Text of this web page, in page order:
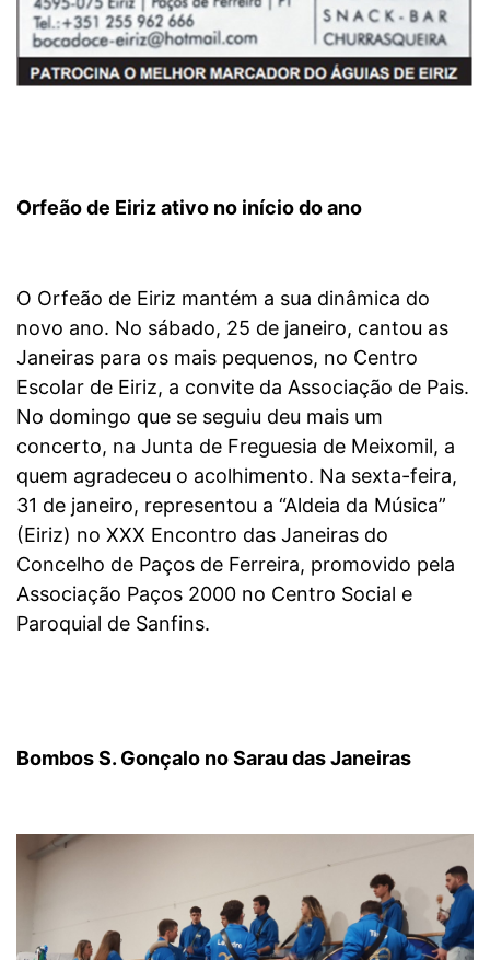
Orfeão de Eiriz ativo no início do ano
O Orfeão de Eiriz mantém a sua dinâmica do
novo ano. No sábado, 25 de janeiro, cantou as
Janeiras para os mais pequenos, no Centro
Escolar de Eiriz, a convite da Associação de Pais.
No domingo que se seguiu deu mais um
concerto, na Junta de Freguesia de Meixomil, a
quem agradeceu o acolhimento. Na sexta-feira,
31 de janeiro, representou a “Aldeia da Música”
(Eiriz) no XXX Encontro das Janeiras do
Concelho de Paços de Ferreira, promovido pela
Associação Paços 2000 no Centro Social e
Paroquial de Sanfins.
Bombos S. Gonçalo no Sarau das Janeiras